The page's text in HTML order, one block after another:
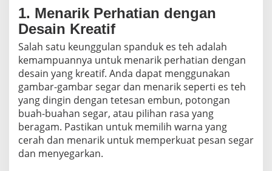
a
r
k
1. Menarik Perhatian dengan
Desain Kreatif
Salah satu keunggulan spanduk es teh adalah
kemampuannya untuk menarik perhatian dengan
desain yang kreatif. Anda dapat menggunakan
gambar-gambar segar dan menarik seperti es teh
yang dingin dengan tetesan embun, potongan
buah-buahan segar, atau pilihan rasa yang
beragam. Pastikan untuk memilih warna yang
cerah dan menarik untuk memperkuat pesan segar
dan menyegarkan.